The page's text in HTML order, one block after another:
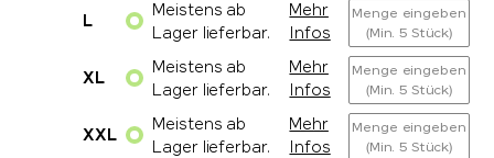
L
Meistens ab
Lager lieferbar.
Mehr
Infos
Menge eingeben
(Min. 5 Stück)
XL
Meistens ab
Lager lieferbar.
Mehr
Infos
Menge eingeben
(Min. 5 Stück)
XXL
Meistens ab
Lager lieferbar.
Mehr
Infos
Menge eingeben
(Min. 5 Stück)